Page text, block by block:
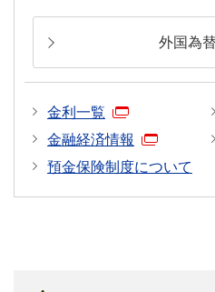
外国為
金利一覧
金融経済情報
預金保険制度について